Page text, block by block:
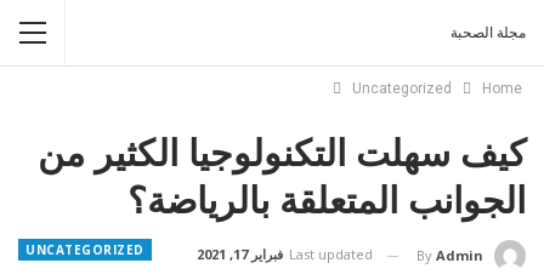
مجلة الصحبة
Home
Uncategorized
كيف سهلت التكنولوجيا الكثير من
الجوانب المتعلقة بالرياضة؟
UNCATEGORIZED By Admin
Last updated فبراير 17, 2021